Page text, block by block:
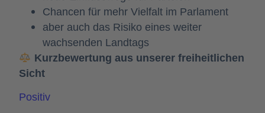
Chancen für mehr Vielfalt im Parlament
aber auch das Risiko eines weiter
wachsenden Landtags
Kurzbewertung aus unserer freiheitlichen
Sicht
Positiv